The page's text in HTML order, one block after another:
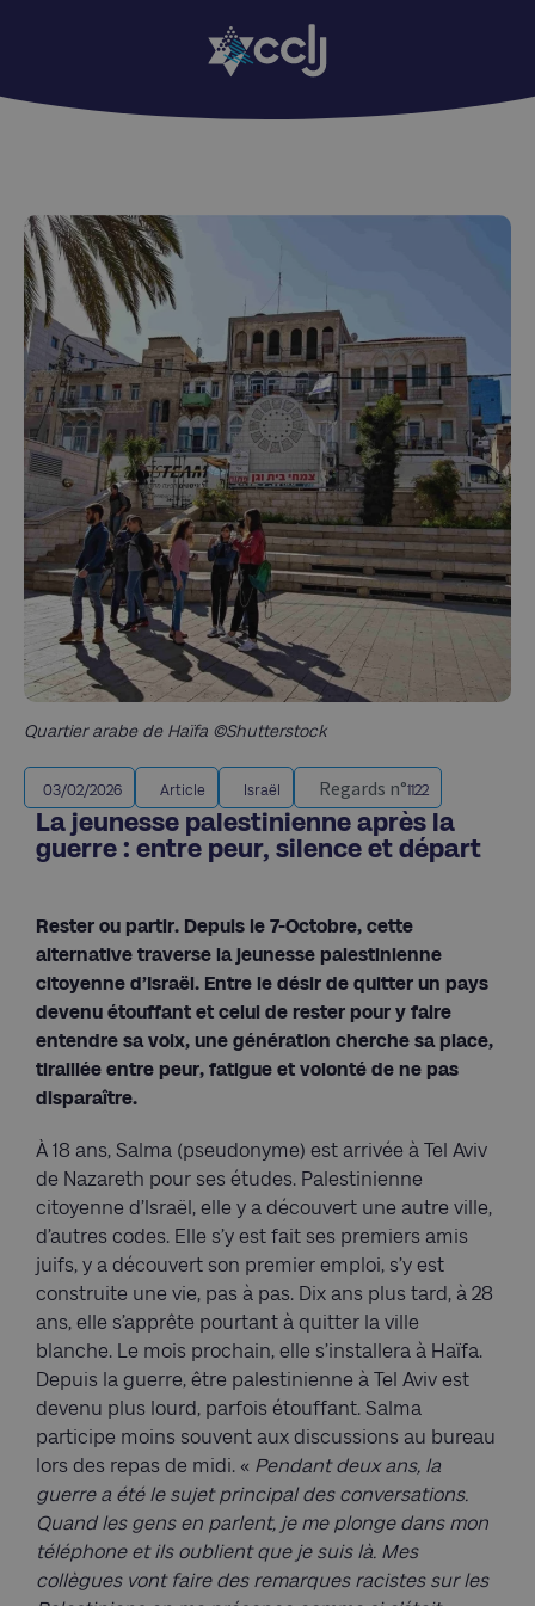
Quartier arabe de Haïfa ©Shutterstock
03/02/2026 Article Israël Regards n°1122
La jeunesse palestinienne après la
guerre : entre peur, silence et départ
Rester ou partir. Depuis le 7-Octobre, cette
alternative traverse la jeunesse palestinienne
citoyenne d’Israël. Entre le désir de quitter un pays
devenu étouffant et celui de rester pour y faire
entendre sa voix, une génération cherche sa place,
tiraillée entre peur, fatigue et volonté de ne pas
disparaître.
À 18 ans, Salma (pseudonyme) est arrivée à Tel Aviv
de Nazareth pour ses études. Palestinienne
citoyenne d’Israël, elle y a découvert une autre ville,
d’autres codes. Elle s’y est fait ses premiers amis
juifs, y a découvert son premier emploi, s’y est
construite une vie, pas à pas. Dix ans plus tard, à 28
ans, elle s’apprête pourtant à quitter la ville
blanche. Le mois prochain, elle s’installera à Haïfa.
Depuis la guerre, être palestinienne à Tel Aviv est
devenu plus lourd, parfois étouffant. Salma
participe moins souvent aux discussions au bureau
lors des repas de midi. « Pendant deux ans, la
guerre a été le sujet principal des conversations.
Quand les gens en parlent, je me plonge dans mon
téléphone et ils oublient que je suis là. Mes
collègues vont faire des remarques racistes sur les